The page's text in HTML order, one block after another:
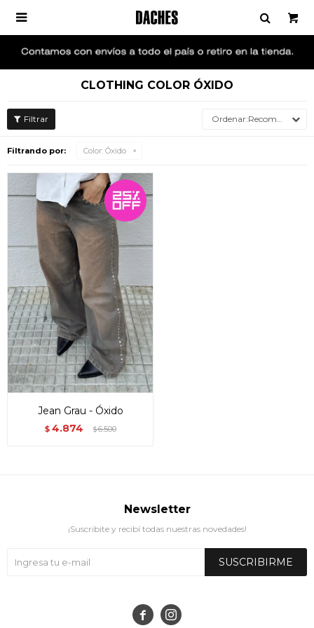

CLOTHING COLOR ÓXIDO
Recomendados
Filtrando por: Color: Óxido
Jean Grau - Óxido
$ 4.874 $6.500
 
Newsletter
¡Suscribite y recibí todas nuestras novedades!
SUSCRIBIRME